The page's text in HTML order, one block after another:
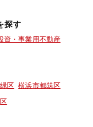
探す
資・事業用不動産
区 横浜市都筑区